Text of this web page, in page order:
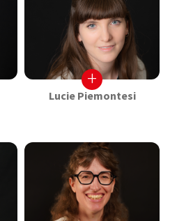
+
Lucie Piemontesi